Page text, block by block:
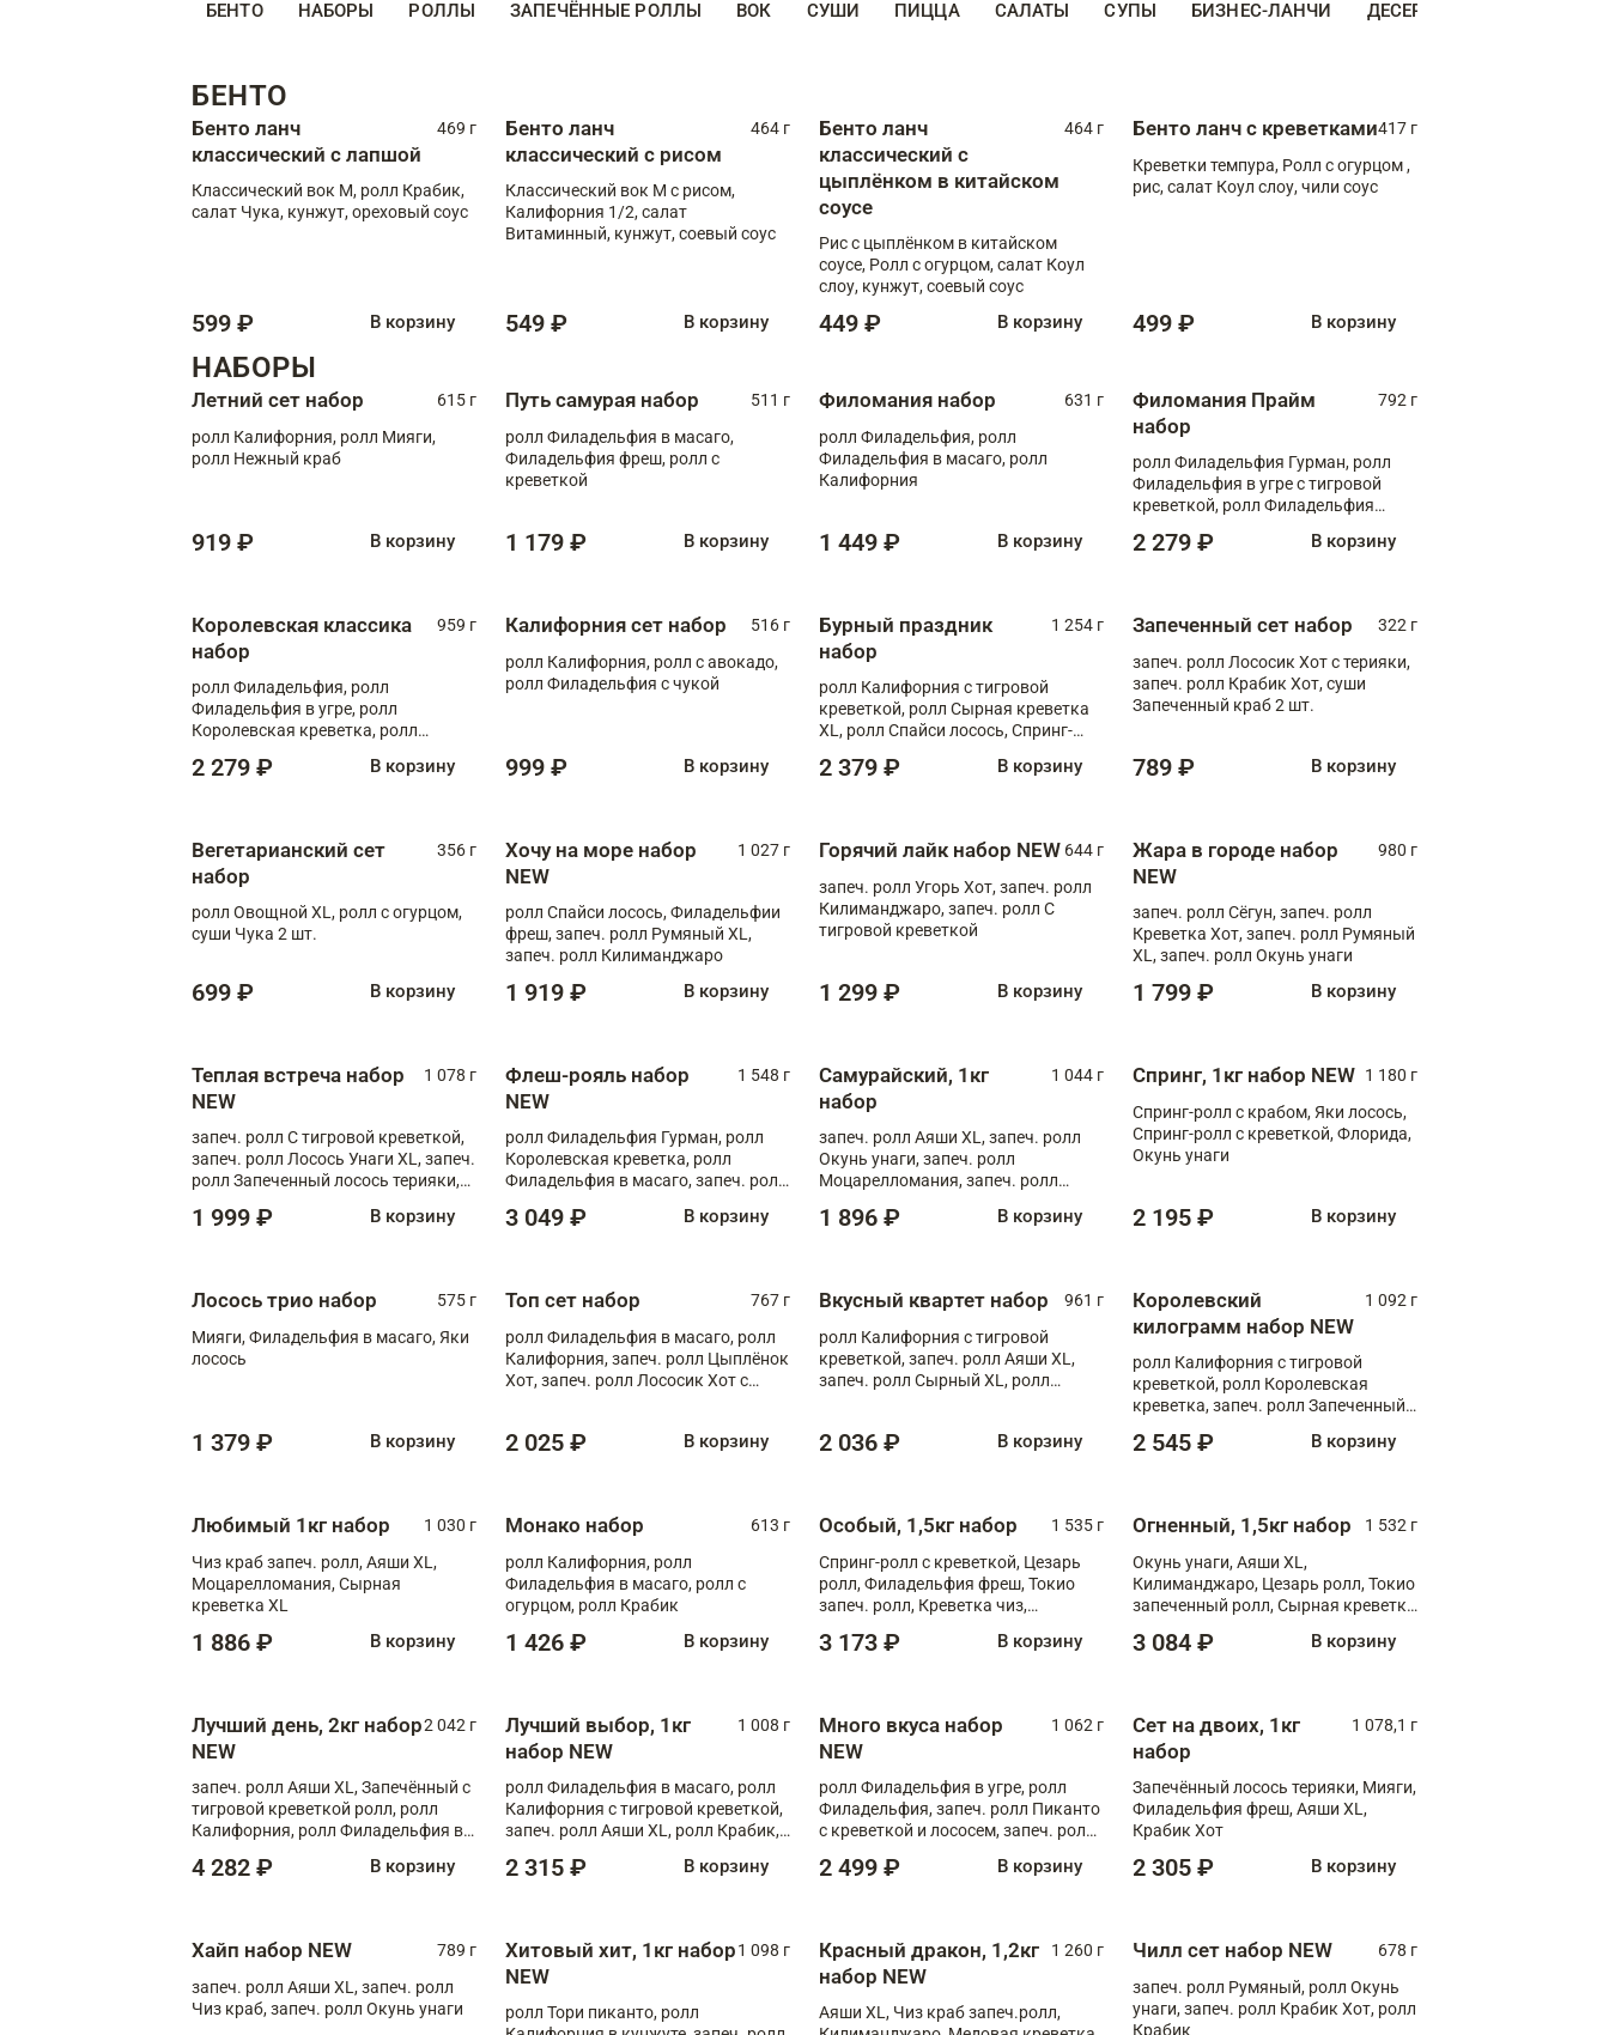
БЕНТО НАБОРЫ РОЛЛЫ ЗАПЕЧЁННЫЕ РОЛЛЫ ВОК СУШИ ПИЦЦА САЛАТЫ СУПЫ БИЗНЕС-ЛАНЧИ ДЕСЕРТЫ
БЕНТО
Бенто ланч
классический с лапшой
469 г
Классический вок М, ролл Крабик,
салат Чука, кунжут, ореховый соус
599 ₽ В корзину
Бенто ланч
классический с рисом
464 г
Классический вок М с рисом,
Калифорния 1/2, салат
Витаминный, кунжут, соевый соус
549 ₽ В корзину
Бенто ланч
классический с
цыплёнком в китайском
соусе
464 г
Рис с цыплёнком в китайском
соусе, Ролл с огурцом, салат Коул
слоу, кунжут, соевый соус
449 ₽ В корзину
Бенто ланч с креветками417 г
Креветки темпура, Ролл с огурцом ,
рис, салат Коул слоу, чили соус
499 ₽ В корзину
НАБОРЫ
Летний сет набор
615 г
ролл Калифорния, ролл Мияги,
ролл Нежный краб
919 ₽ В корзину
Путь самурая набор
511 г
ролл Филадельфия в масаго,
Филадельфия фреш, ролл с
креветкой
1 179 ₽ В корзину
Филомания набор
631 г
ролл Филадельфия, ролл
Филадельфия в масаго, ролл
Калифорния
1 449 ₽ В корзину
Филомания Прайм
набор
792 г
ролл Филадельфия Гурман, ролл
Филадельфия в угре с тигровой
креветкой, ролл Филадельфия
2 279 ₽ В корзину
Королевская классика
набор
959 г
ролл Филадельфия, ролл
Филадельфия в угре, ролл
Королевская креветка, ролл
2 279 ₽ В корзину
Калифорния сет набор
516 г
ролл Калифорния, ролл с авокадо,
ролл Филадельфия с чукой
999 ₽ В корзину
Бурный праздник
набор
1 254 г
ролл Калифорния с тигровой
креветкой, ролл Сырная креветка
XL, ролл Спайси лосось, Спринг-
Медовая креветка
2 379 ₽ В корзину
Запеченный сет набор
322 г
запеч. ролл Лососик Хот с терияки,
запеч. ролл Крабик Хот, суши
Запеченный краб 2 шт.
789 ₽ В корзину
Вегетарианский сет
набор
356 г
ролл Овощной XL, ролл с огурцом,
суши Чука 2 шт.
699 ₽ В корзину
Хочу на море набор
NEW
1 027 г
ролл Спайси лосось, Филадельфии
фреш, запеч. ролл Румяный XL,
запеч. ролл Килиманджаро
1 919 ₽ В корзину
Горячий лайк набор NEW 644 г
запеч. ролл Угорь Хот, запеч. ролл
Килиманджаро, запеч. ролл С
тигровой креветкой
1 299 ₽ В корзину
Жара в городе набор
NEW
980 г
запеч. ролл Сёгун, запеч. ролл
Креветка Хот, запеч. ролл Румяный
XL, запеч. ролл Окунь унаги
1 799 ₽ В корзину
Теплая встреча набор
NEW
1 078 г
запеч. ролл С тигровой креветкой,
запеч. ролл Лосось Унаги XL, запеч.
ролл Запеченный лосось терияки,
1 999 ₽ В корзину
Флеш-рояль набор
NEW
1 548 г
ролл Филадельфия Гурман, ролл
Королевская креветка, ролл
Филадельфия в масаго, запеч. ролл
Тигровая креветка с моцареллой,
3 049 ₽ В корзину
Самурайский, 1кг
набор
1 044 г
запеч. ролл Аяши XL, запеч. ролл
Окунь унаги, запеч. ролл
Моцарелломания, запеч. ролл
1 896 ₽ В корзину
Спринг, 1кг набор NEW 1 180 г
Спринг-ролл с крабом, Яки лосось,
Спринг-ролл с креветкой, Флорида,
Окунь унаги
2 195 ₽ В корзину
Лосось трио набор
575 г
Мияги, Филадельфия в масаго, Яки
лосось
1 379 ₽ В корзину
Топ сет набор
767 г
ролл Филадельфия в масаго, ролл
Калифорния, запеч. ролл Цыплёнок
Хот, запеч. ролл Лососик Хот с
2 025 ₽ В корзину
Вкусный квартет набор
961 г
ролл Калифорния с тигровой
креветкой, запеч. ролл Аяши XL,
запеч. ролл Сырный XL, ролл
2 036 ₽ В корзину
Королевский
килограмм набор NEW
1 092 г
ролл Калифорния с тигровой
креветкой, ролл Королевская
креветка, запеч. ролл Запеченный
XL, запеч. ролл Крабик Хот
2 545 ₽ В корзину
Любимый 1кг набор
1 030 г
Чиз краб запеч. ролл, Аяши XL,
Моцарелломания, Сырная
креветка XL
1 886 ₽ В корзину
Монако набор
613 г
ролл Калифорния, ролл
Филадельфия в масаго, ролл с
огурцом, ролл Крабик
1 426 ₽ В корзину
Особый, 1,5кг набор
1 535 г
Спринг-ролл с креветкой, Цезарь
ролл, Филадельфия фреш, Токио
запеч. ролл, Креветка чиз,
Флорида
3 173 ₽ В корзину
Огненный, 1,5кг набор
1 532 г
Окунь унаги, Аяши XL,
Килиманджаро, Цезарь ролл, Токио
запеченный ролл, Сырная креветка
3 084 ₽ В корзину
Лучший день, 2кг набор
NEW
2 042 г
запеч. ролл Аяши XL, Запечённый с
тигровой креветкой ролл, ролл
Калифорния, ролл Филадельфия в
запеч. ролл Моцарелломания, ролл
4 282 ₽ В корзину
Лучший выбор, 1кг
набор NEW
1 008 г
ролл Филадельфия в масаго, ролл
Калифорния с тигровой креветкой,
запеч. ролл Аяши XL, ролл Крабик,
2 315 ₽ В корзину
Много вкуса набор
NEW
1 062 г
ролл Филадельфия в угре, ролл
Филадельфия, запеч. ролл Пиканто
с креветкой и лососем, запеч. ролл
2 499 ₽ В корзину
Сет на двоих, 1кг
набор
1 078,1 г
Запечённый лосось терияки, Мияги,
Филадельфия фреш, Аяши XL,
Крабик Хот
2 305 ₽ В корзину
Хайп набор NEW
789 г
запеч. ролл Аяши XL, запеч. ролл
Чиз краб, запеч. ролл Окунь унаги
Хитовый хит, 1кг набор
NEW
1 098 г
ролл Тори пиканто, ролл
Красный дракон, 1,2кг
набор NEW
1 260 г
Аяши XL, Чиз краб запеч.ролл,
Чилл сет набор NEW
678 г
запеч. ролл Румяный, ролл Окунь
унаги, запеч. ролл Крабик Хот, ролл
Крабик